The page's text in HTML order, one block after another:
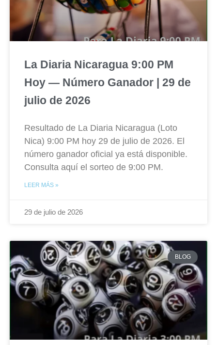
La Diaria Nicaragua 9:00 PM
Hoy — Número Ganador | 29 de
julio de 2026
Resultado de La Diaria Nicaragua (Loto
Nica) 9:00 PM hoy 29 de julio de 2026. El
número ganador oficial ya está disponible.
Consulta aquí el sorteo de 9:00 PM.
LEER MÁS »
29 de julio de 2026
BLOG